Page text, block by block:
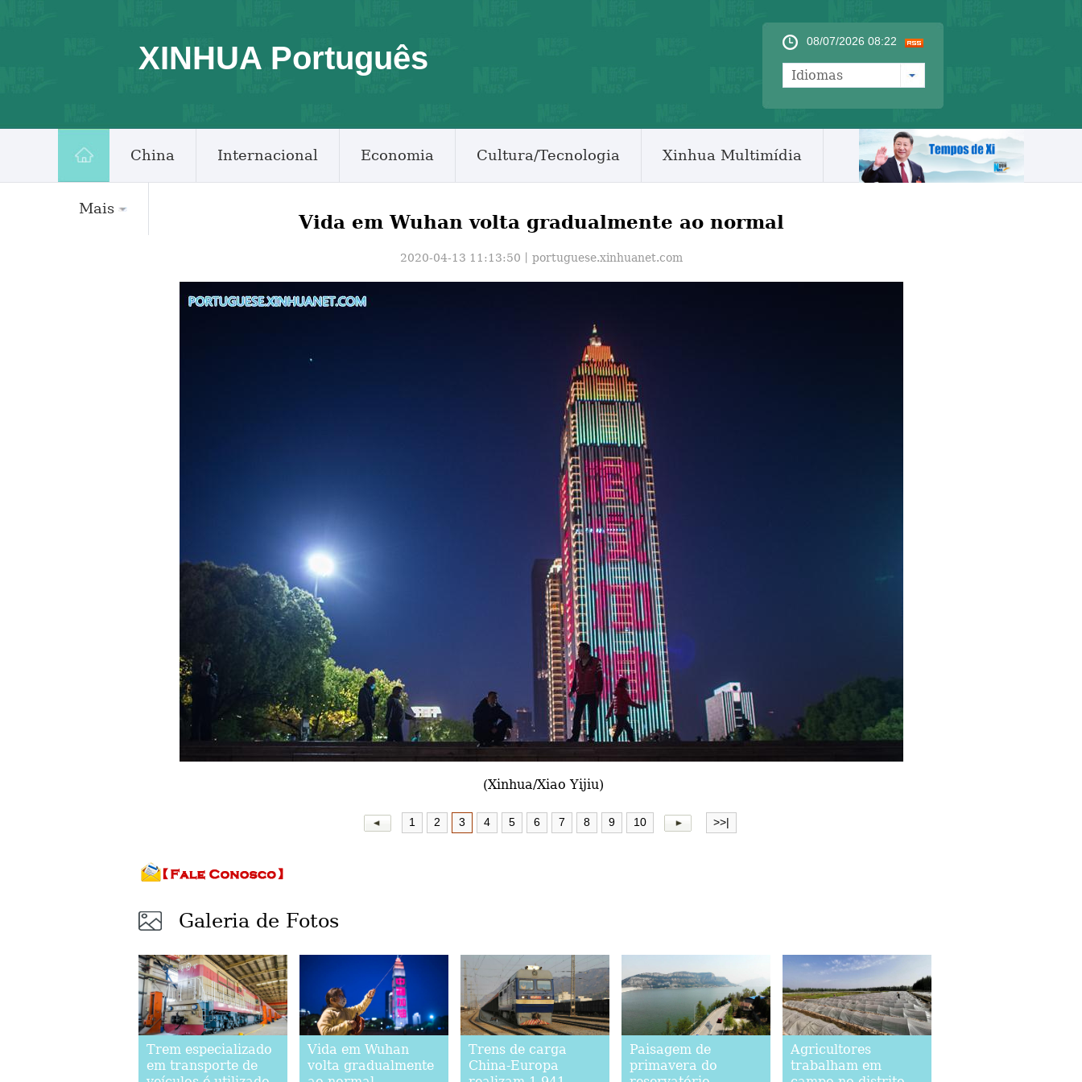
XINHUA Português 08/07/2026 08:22
Idiomas
China Internacional Economia Cultura/Tecnologia Xinhua Multimídia
Mais
Vida em Wuhan volta gradualmente ao normal
2020-04-13 11:13:50丨 portuguese.xinhuanet.com
(Xinhua/Xiao Yijiu)
1 2 3 4 5 6 7 8 9 10 >>|
Galeria de Fotos
Trem especializado
em transporte de
Vida em Wuhan
volta gradualmente
Trens de carga
China-Europa
Paisagem de
primavera do
Agricultores
trabalham em